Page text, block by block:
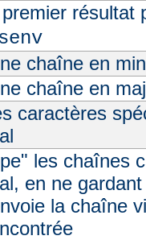
résultat
chaîne en
chaîne en
caractères
les chaînes
en ne
la chaîne